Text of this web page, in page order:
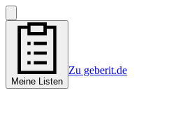
Meine Listen
Zu geberit.de